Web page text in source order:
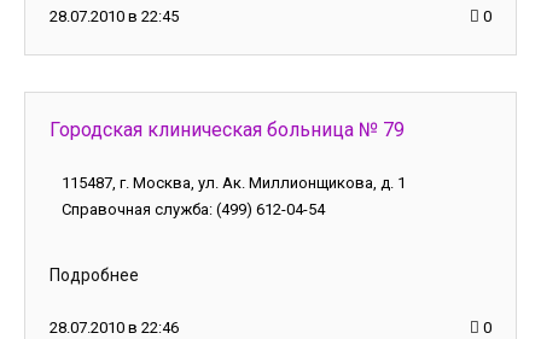
28.07.2010 в 22:45 0
Городская клиническая больница № 79
115487, г. Москва, ул. Ак. Миллионщикова, д. 1
Справочная служба: (499) 612-04-54
Подробнее
28.07.2010 в 22:46 0